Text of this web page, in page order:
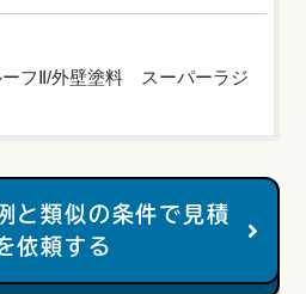
フⅡ/外壁塗料 スーパーラジ
と類似の条件で見積
依頼する